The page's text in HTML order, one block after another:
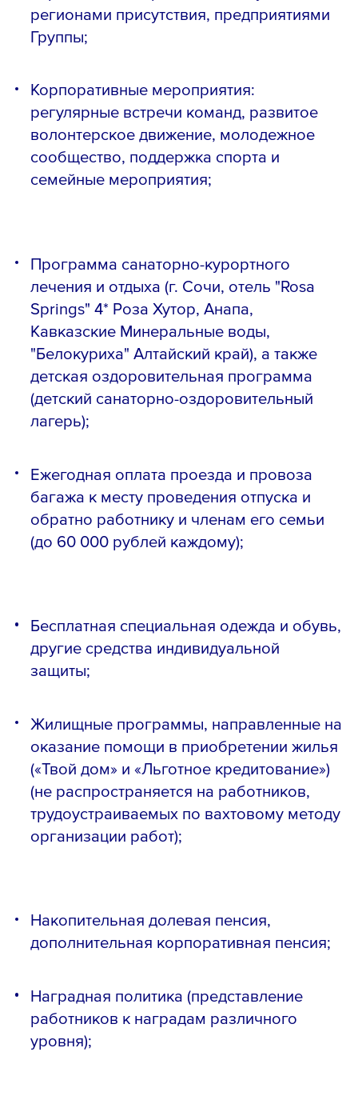
регионами присутствия, предприятиями
Группы;
Корпоративные мероприятия:
регулярные встречи команд, развитое
волонтерское движение, молодежное
сообщество, поддержка спорта и
семейные мероприятия;
Программа санаторно-курортного
лечения и отдыха (г. Сочи, отель "Rosa
Springs" 4* Роза Хутор, Анапа,
Кавказские Минеральные воды,
"Белокуриха" Алтайский край), а также
детская оздоровительная программа
(детский санаторно-оздоровительный
лагерь);
Ежегодная оплата проезда и провоза
багажа к месту проведения отпуска и
обратно работнику и членам его семьи
(до 60 000 рублей каждому);
Бесплатная специальная одежда и обувь,
другие средства индивидуальной
защиты;
Жилищные программы, направленные на
оказание помощи в приобретении жилья
(«Твой дом» и «Льготное кредитование»)
(не распространяется на работников,
трудоустраиваемых по вахтовому методу
организации работ);
Накопительная долевая пенсия,
дополнительная корпоративная пенсия;
Наградная политика (представление
работников к наградам различного
уровня);